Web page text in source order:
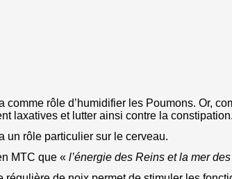
comme rôle d’humidifier les Poumons. Or,
laxatives et lutter ainsi contre la constipation.
un rôle particulier sur le cerveau.
MTC que « l’énergie des Reins et la mer